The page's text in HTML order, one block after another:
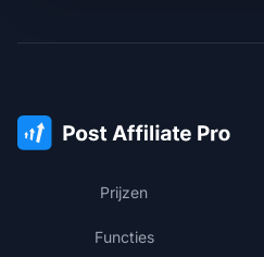
Prijzen
Functies